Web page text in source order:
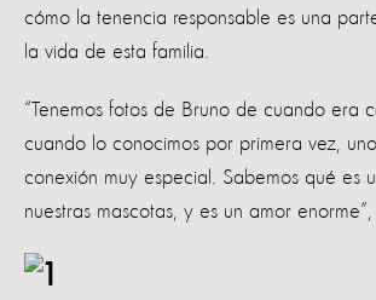
cómo la tenencia responsable es una
la vida de esta familia.
“Tenemos fotos de Bruno de cuando era
cuando lo conocimos por primera vez,
conexión muy especial. Sabemos qué es
nuestras mascotas, y es un amor enorme”,